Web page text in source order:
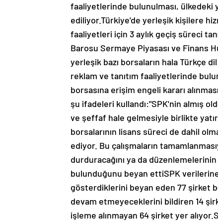
faaliyetlerinde bulunulması,
ediliyor.Türkiye'de yerleşik kişilere
faaliyetleri için 3 aylık geçiş süreci
Barosu Sermaye Piyasası ve Finans
yerleşik bazı borsaların hala Türkçe
reklam ve tanıtım faaliyetlerinde
borsasına erişim engeli kararı
şu ifadeleri kullandı:"SPK'nin almış
ve şeffaf hale gelmesiyle birlikte
borsalarının lisans süreci de dahil
ediyor. Bu çalışmaların
durduracağını ya da
bulunduğunu beyan ettiSPK
gösterdiklerini beyan eden 77 şirket
devam etmeyeceklerini bildiren 14
işleme alınmayan 64 şirket yer